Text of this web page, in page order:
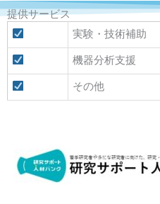
提供サービス
実験・技術補助
機器分析支援
その他